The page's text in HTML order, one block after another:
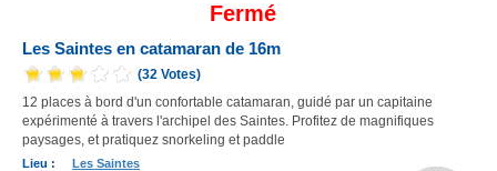
Fermé
Les Saintes en catamaran de 16m
(32 Votes)
12 places à bord d'un confortable catamaran, guidé par un capitaine
expérimenté à travers l'archipel des Saintes. Profitez de magnifiques
paysages, et pratiquez snorkeling et paddle
Lieu :
Les Saintes